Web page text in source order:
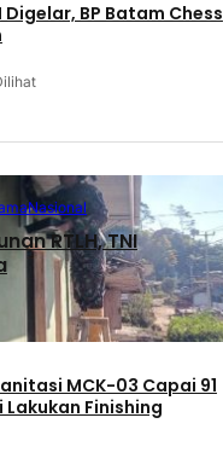
BP Batam Chess
Nasional
RTLH, TNI
MCK-03 Capai 91
Lakukan Finishing